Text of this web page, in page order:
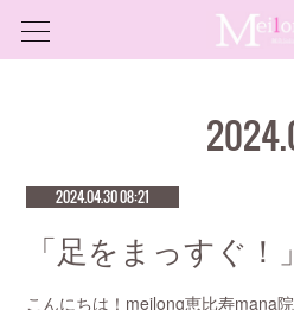
2024.
2024.04.30 08:21
こんにちは！meilong恵比寿mana